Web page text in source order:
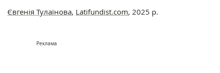
Євгенія Тулаїнова, Latifundist.com, 2025 р.
Реклама